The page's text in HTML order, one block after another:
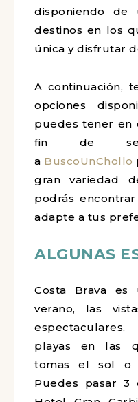
disponiendo de
destinos en los
única y disfrutar
A continuación,
opciones
puedes tener en
fin de
a BuscoUnChollo
gran variedad
podrás
adapte a tus
ALGUNAS
Costa Brava es
verano, las
playas en las
tomas el sol o
Puedes pasar